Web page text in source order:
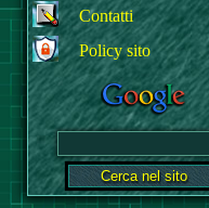
Contatti
Policy sito